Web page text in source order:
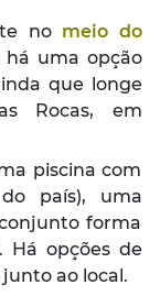
no meio do
há uma opção
que longe
Rocas, em
piscina com
paí­s), uma
forma
Há opções de
ao local.